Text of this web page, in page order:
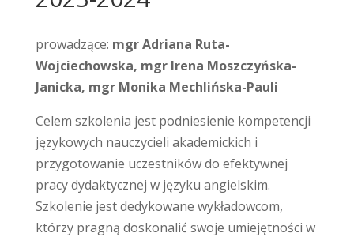
prowadzące: mgr Adriana Ruta-
Wojciechowska, mgr Irena Moszczyńska-
Janicka, mgr Monika Mechlińska-Pauli
Celem szkolenia jest podniesienie kompetencji
językowych nauczycieli akademickich i
przygotowanie uczestników do efektywnej
pracy dydaktycznej w języku angielskim.
Szkolenie jest dedykowane wykładowcom,
którzy pragną doskonalić swoje umiejętności w